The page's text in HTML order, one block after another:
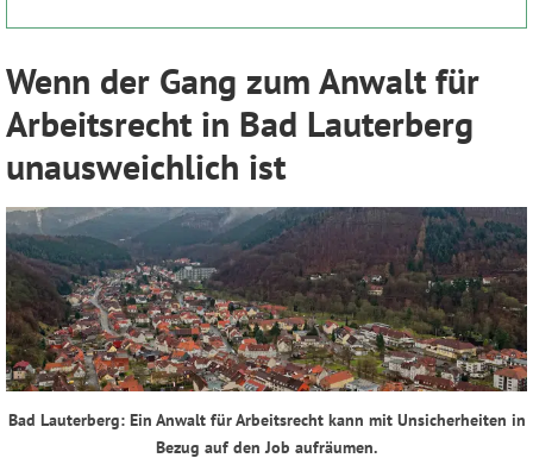
Wenn der Gang zum Anwalt für
Arbeitsrecht in Bad Lauterberg
unausweichlich ist
Bad Lauterberg: Ein Anwalt für Arbeitsrecht kann mit Unsicherheiten in
Bezug auf den Job aufräumen.